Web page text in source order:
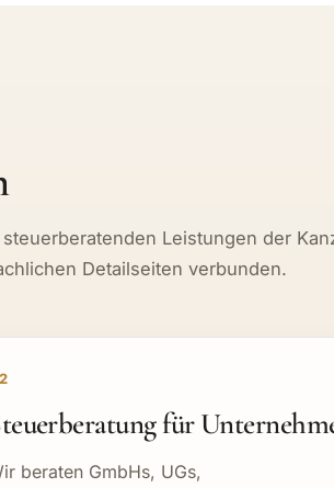
Leistungen der
Detailseiten verbunden.
für
beraten GmbHs, UGs,